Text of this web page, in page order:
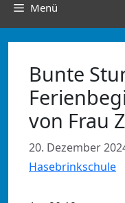
Menü
Bunte
von Frau
20. Dezember
Hasebrinkschule